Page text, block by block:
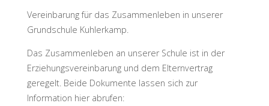
Vereinbarung für das Zusammenleben in unserer
Grundschule Kuhlerkamp.
Das Zusammenleben an unserer Schule ist in der
Erziehungsvereinbarung und dem Elternvertrag
geregelt. Beide Dokumente lassen sich zur
Information hier abrufen: